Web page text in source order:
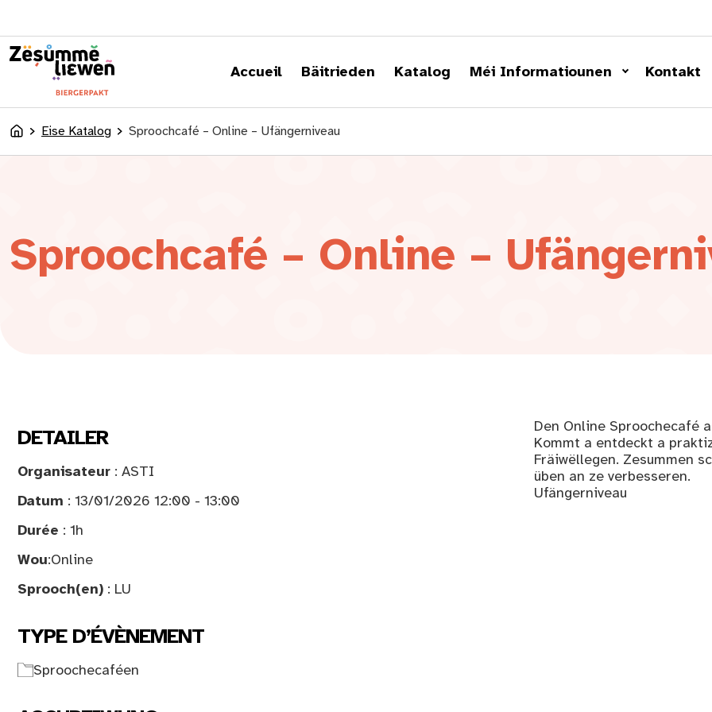
Accueil Bäitrieden Katalog Méi Informatiounen Kontakt
AccueilEise Katalog Sproochcafé – Online – Ufängerniveau
Sproochcafé – Online –
DETAILER
Organisateur : ASTI
Datum : 13/01/2026 12:00 - 13:00
Durée : 1h
Wou:Online
Sprooch(en) : LU
TYPE D’ÉVÈNEMENT
Sproochecaféen
Den Online Sproochecafé
Kommt a entdeckt a
Fräiwëllegen. Zesummen
üben an ze verbesseren.
Ufängerniveau